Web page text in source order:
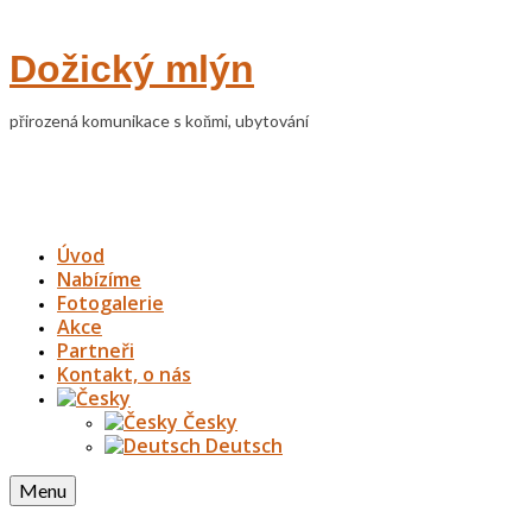
Dožický mlýn
přirozená komunikace s koňmi, ubytování
Úvod
Nabízíme
Fotogalerie
Akce
Partneři
Kontakt, o nás
Česky
Deutsch
Menu